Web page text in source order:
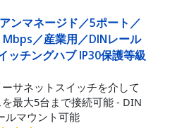
ンマネージド／5ポート／
／産業用／DINレール
ッチングハブ IP30保護等級
サネットスイッチを介して
最大5台まで接続可能 - DIN
ルマウント可能